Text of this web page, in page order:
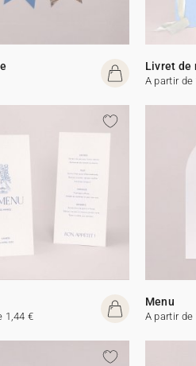
Livret de
A partir de
1,44 €
Menu
A partir de